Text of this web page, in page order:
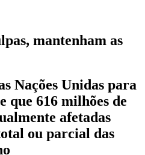
mantenham as
Nações Unidas para
que 616 milhões de
afetadas
ou parcial das